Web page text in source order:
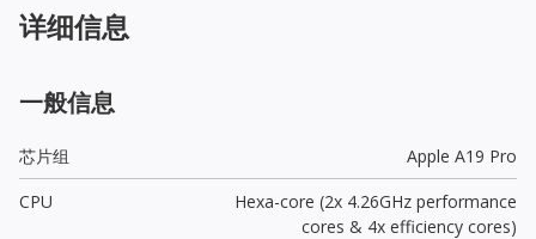
详细信息
一般信息
芯片组
Apple A19 Pro
CPU
Hexa-core (2x 4.26GHz performance
cores & 4x efficiency cores)